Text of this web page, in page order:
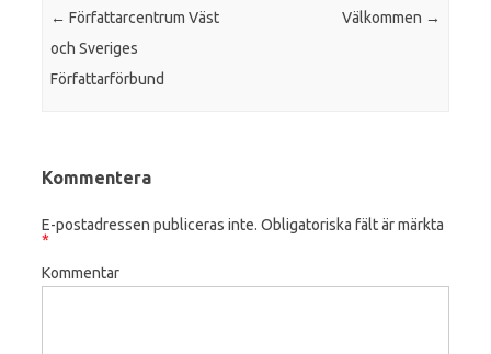
Post navigation
← Författarcentrum Väst
och Sveriges
Författarförbund
Välkommen →
Kommentera
E-postadressen publiceras inte. Obligatoriska fält är märkta
*
Kommentar